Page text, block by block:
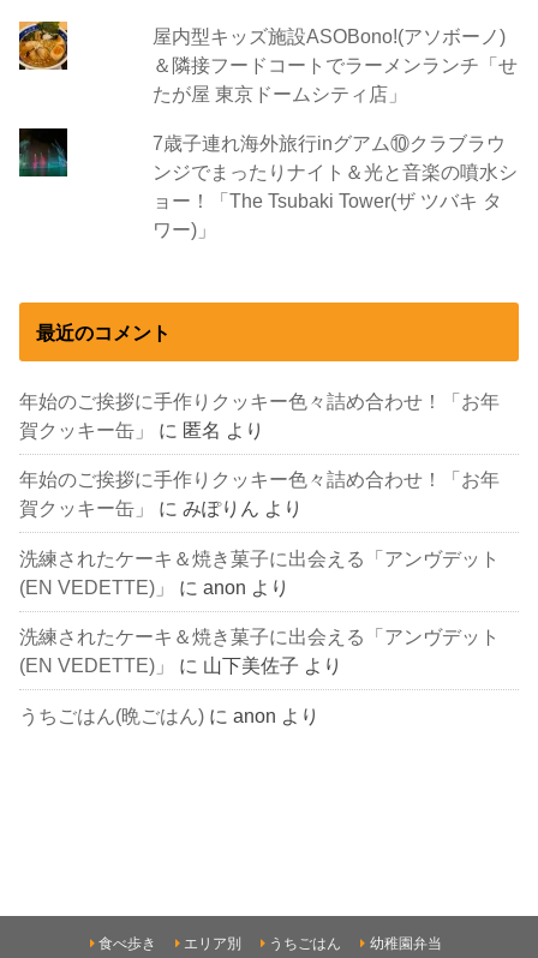
屋内型キッズ施設ASOBono!(アソボーノ)
＆隣接フードコートでラーメンランチ「せ
たが屋 東京ドームシティ店」
7歳子連れ海外旅行inグアム⑩クラブラウ
ンジでまったりナイト＆光と音楽の噴水シ
ョー！「The Tsubaki Tower(ザ ツバキ タ
ワー)」
最近のコメント
年始のご挨拶に手作りクッキー色々詰め合わせ！「お年
賀クッキー缶」
に 匿名 より
年始のご挨拶に手作りクッキー色々詰め合わせ！「お年
賀クッキー缶」
にみぽりん より
洗練されたケーキ＆焼き菓子に出会える「アンヴデット
(EN VEDETTE)」
にanon より
洗練されたケーキ＆焼き菓子に出会える「アンヴデット
(EN VEDETTE)」
に 山下美佐子 より
うちごはん(晩ごはん) にanon より
食べ歩き エリア別 うちごはん 幼稚園弁当